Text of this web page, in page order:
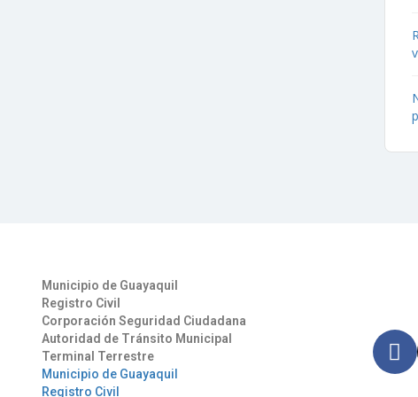
Municipio de Guayaquil
Registro Civil
Corporación Seguridad Ciudadana
Autoridad de Tránsito Municipal
Terminal Terrestre
Municipio de Guayaquil
Registro Civil